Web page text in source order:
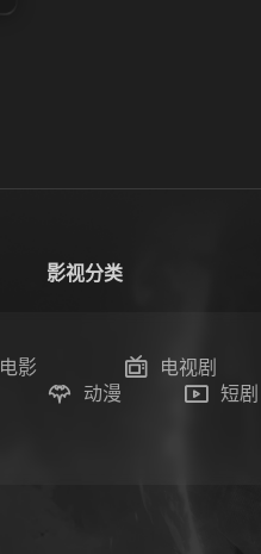
影视分类
电影
电视剧
动漫 短剧